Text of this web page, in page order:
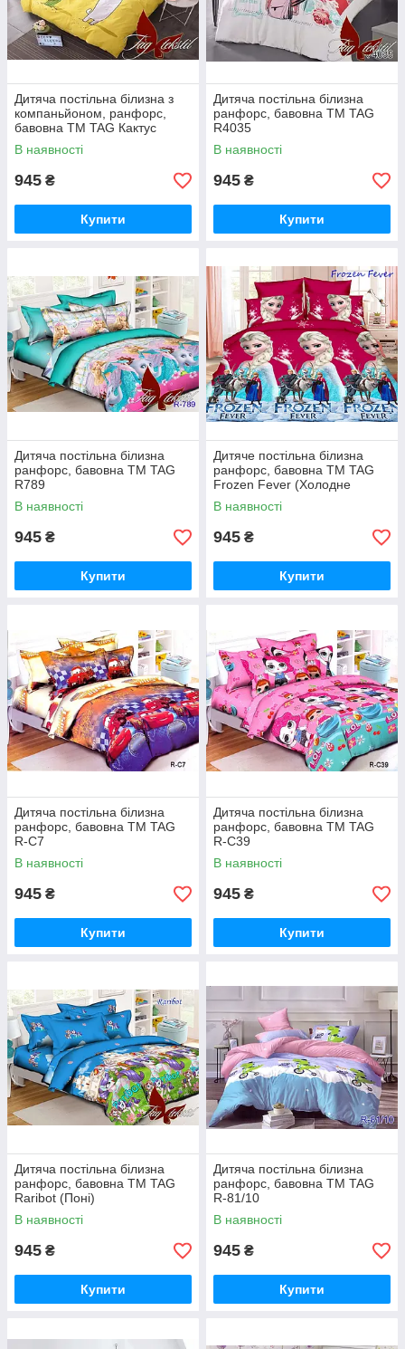
Дитяча постільна білизна з
компаньйоном, ранфорс,
бавовна TM TAG Кактус
В наявності
945 ₴
Купити
Дитяча постільна білизна
ранфорс, бавовна ТМ TAG
R4035
В наявності
945 ₴
Купити
Дитяча постільна білизна
ранфорс, бавовна ТМ TAG
R789
В наявності
945 ₴
Купити
Дитяче постільна білизна
ранфорс, бавовна ТМ TAG
Frozen Fever (Холодне
серце)
В наявності
945 ₴
Купити
Дитяча постільна білизна
ранфорс, бавовна ТМ TAG
R-C7
В наявності
945 ₴
Купити
Дитяча постільна білизна
ранфорс, бавовна ТМ TAG
R-C39
В наявності
945 ₴
Купити
Дитяча постільна білизна
ранфорс, бавовна ТМ TAG
Raribot (Поні)
В наявності
945 ₴
Купити
Дитяча постільна білизна
ранфорс, бавовна ТМ TAG
R-81/10
В наявності
945 ₴
Купити